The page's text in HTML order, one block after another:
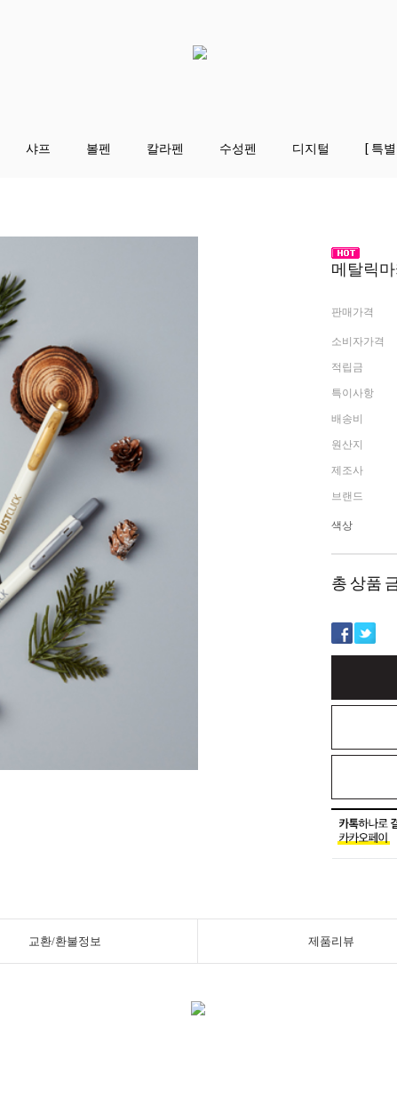
샤프 볼펜 칼라펜 수성펜 디지털 [ 특
메탈릭마
판매가격
소비자가격
적립금
특이사항
배송비
원산지
제조사
브랜드
색상
총 상품
교환/환불정보 제품리뷰